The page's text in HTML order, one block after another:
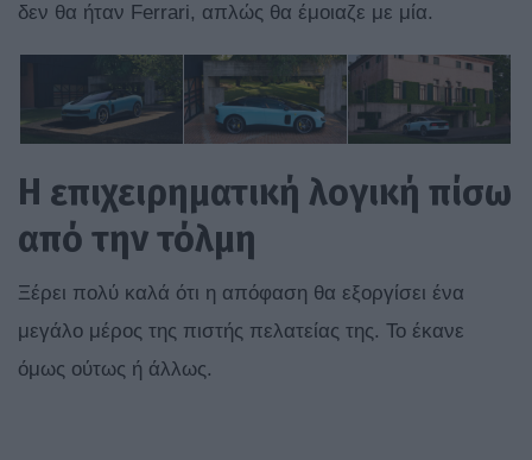
δεν θα ήταν Ferrari, απλώς θα έμοιαζε με μία.
Η επιχειρηματική λογική πίσω
από την τόλμη
Ξέρει πολύ καλά ότι η απόφαση θα εξοργίσει ένα
μεγάλο μέρος της πιστής πελατείας της. Το έκανε
όμως ούτως ή άλλως.